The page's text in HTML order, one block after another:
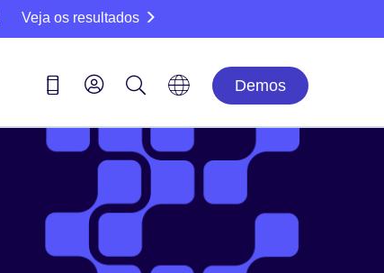
Veja os resultados
Demos